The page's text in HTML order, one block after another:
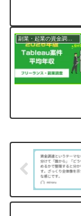
副業・起業の資金調達ガイド